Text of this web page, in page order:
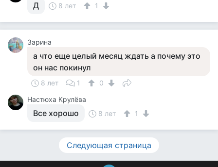
Д 8 лет 1
Зарина
а что еще целый месяц ждать а почему это
он нас покинул
8 лет 1
0
Настюха Крулёва
Все хорошо 8 лет 1
Следующая страница